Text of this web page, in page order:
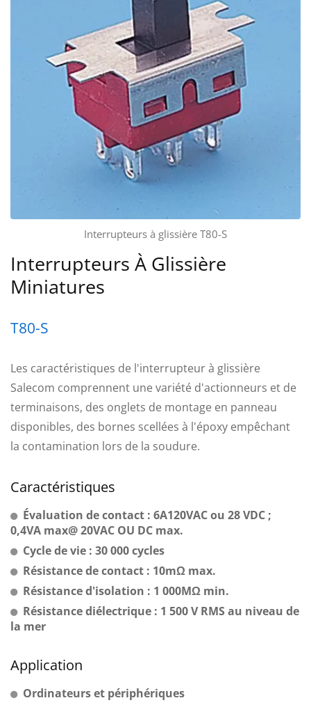
Interrupteurs à glissière T80-S
Interrupteurs À Glissière
Miniatures
T80-S
Les caractéristiques de l'interrupteur à glissière
Salecom comprennent une variété d'actionneurs et de
terminaisons, des onglets de montage en panneau
disponibles, des bornes scellées à l'époxy empêchant
la contamination lors de la soudure.
Caractéristiques
Évaluation de contact : 6A120VAC ou 28 VDC ;
0,4VA max@ 20VAC OU DC max.
Cycle de vie : 30 000 cycles
Résistance de contact : 10mΩ max.
Résistance d'isolation : 1 000MΩ min.
Résistance diélectrique : 1 500 V RMS au niveau de
la mer
Application
Ordinateurs et périphériques